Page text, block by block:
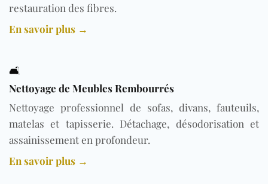
restauration des fibres.
En savoir plus →
🛋️
Nettoyage de Meubles Rembourrés
Nettoyage professionnel de sofas, divans, fauteuils,
matelas et tapisserie. Détachage, désodorisation et
assainissement en profondeur.
En savoir plus →